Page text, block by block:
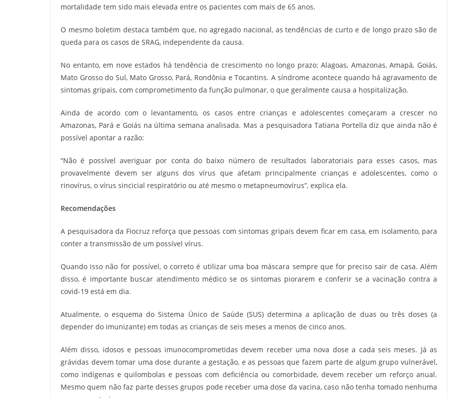
mortalidade tem sido mais elevada entre os pacientes com mais de 65 anos.
O mesmo boletim destaca também que, no agregado nacional, as tendências de curto e de longo prazo são de
queda para os casos de SRAG, independente da causa.
No entanto, em nove estados há tendência de crescimento no longo prazo: Alagoas, Amazonas, Amapá, Goiás,
Mato Grosso do Sul, Mato Grosso, Pará, Rondônia e Tocantins. A síndrome acontece quando há agravamento de
sintomas gripais, com comprometimento da função pulmonar, o que geralmente causa a hospitalização.
Ainda de acordo com o levantamento, os casos entre crianças e adolescentes começaram a crescer no
Amazonas, Pará e Goiás na última semana analisada. Mas a pesquisadora Tatiana Portella diz que ainda não é
possível apontar a razão:
“Não é possível averiguar por conta do baixo número de resultados laboratoriais para esses casos, mas
provavelmente devem ser alguns dos vírus que afetam principalmente crianças e adolescentes, como o
rinovírus, o vírus sincicial respiratório ou até mesmo o metapneumovírus”, explica ela.
Recomendações
A pesquisadora da Fiocruz reforça que pessoas com sintomas gripais devem ficar em casa, em isolamento, para
conter a transmissão de um possível vírus.
Quando isso não for possível, o correto é utilizar uma boa máscara sempre que for preciso sair de casa. Além
disso, é importante buscar atendimento médico se os sintomas piorarem e conferir se a vacinação contra a
covid-19 está em dia.
Atualmente, o esquema do Sistema Único de Saúde (SUS) determina a aplicação de duas ou três doses (a
depender do imunizante) em todas as crianças de seis meses a menos de cinco anos.
Além disso, idosos e pessoas imunocomprometidas devem receber uma nova dose a cada seis meses. Já as
grávidas devem tomar uma dose durante a gestação, e as pessoas que fazem parte de algum grupo vulnerável,
como indígenas e quilombolas e pessoas com deficiência ou comorbidade, devem receber um reforço anual.
Mesmo quem não faz parte desses grupos pode receber uma dose da vacina, caso não tenha tomado nenhuma